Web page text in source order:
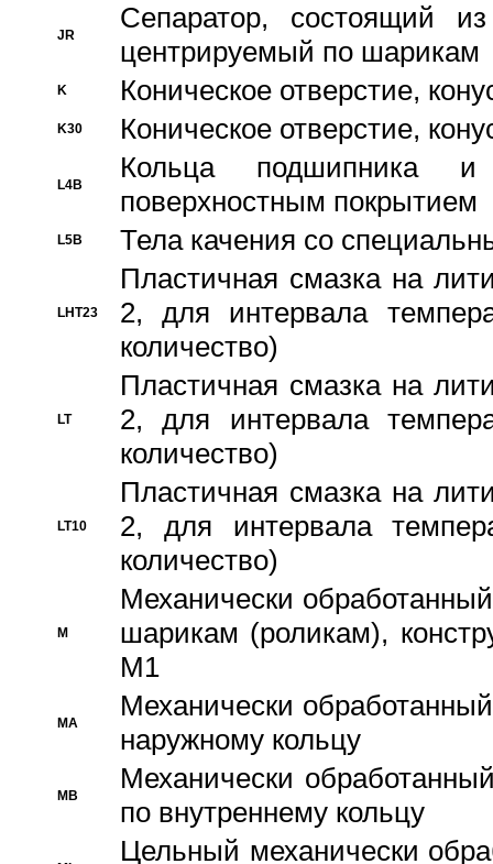
JR
Сепаратор, состоящий
центрируемый по шарикам
K Коническое отверстие,
K30 Коническое отверстие,
L4B
Кольца подшипника
поверхностным покрытием
L5B Тела качения со
LHT23
Пластичная смазка на
2, для интервала
количество)
LT
Пластичная смазка на
2, для интервала
количество)
LT10
Пластичная смазка на
2, для интервала
количество)
M
Механически
шарикам (роликам),
M1
MA
Механически
наружному кольцу
MB
Механически
по внутреннему кольцу
Цельный механически